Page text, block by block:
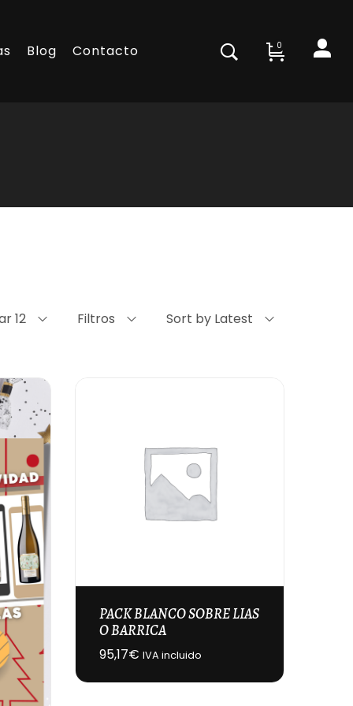
Blog Contacto 0
12 Filtros Sort by Latest
PACK BLANCO SOBRE LIAS
O BARRICA
95,17€ IVA incluido